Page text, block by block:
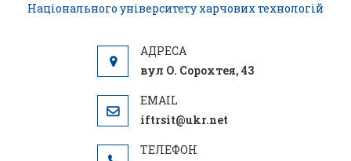
Національного університету харчових технологій
вул О. Сорохтея, 43
iftrsit@ukr.net